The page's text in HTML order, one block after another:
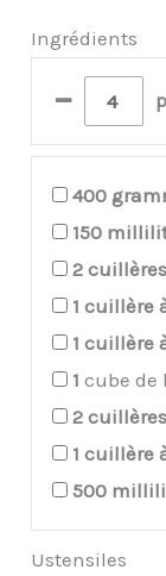
Ingrédients
–
400
150
2
1 cuillère
1 cuillère
1 cube de
2
1 cuillère
500
Ustensiles